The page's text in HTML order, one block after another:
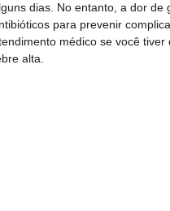
dias. No entanto, a dor de
para prevenir
médico se você
alta.